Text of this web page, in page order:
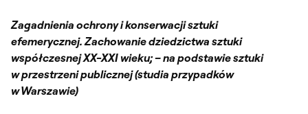
Zagadnienia ochrony i konserwacji sztuki
efemerycznej. Zachowanie dziedzictwa sztuki
współczesnej XX-XXI wieku; – na podstawie sztuki
w przestrzeni publicznej (studia przypadków
w Warszawie)